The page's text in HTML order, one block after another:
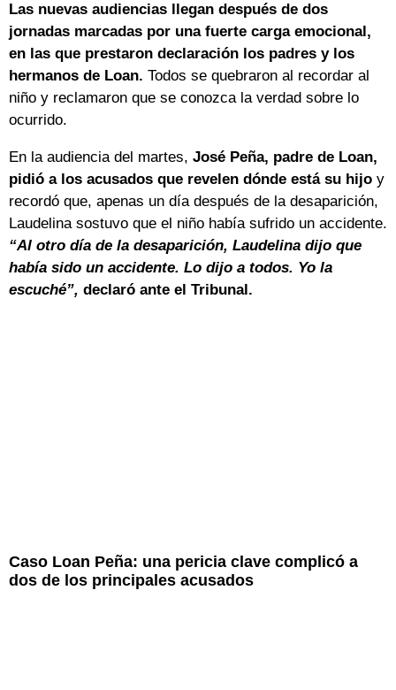
Las nuevas audiencias llegan después de dos
jornadas marcadas por una fuerte carga emocional,
en las que prestaron declaración los padres y los
hermanos de Loan. Todos se quebraron al recordar al
niño y reclamaron que se conozca la verdad sobre lo
ocurrido.
En la audiencia del martes, José Peña, padre de Loan,
pidió a los acusados que revelen dónde está su hijo y
recordó que, apenas un día después de la desaparición,
Laudelina sostuvo que el niño había sufrido un accidente.
“Al otro día de la desaparición, Laudelina dijo que
había sido un accidente. Lo dijo a todos. Yo la
escuché”, declaró ante el Tribunal.
Caso Loan Peña: una pericia clave complicó a
dos de los principales acusados